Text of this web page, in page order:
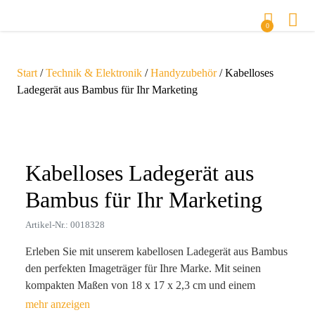
0
Start /Technik & Elektronik /Handyzubehör/ Kabelloses
Ladegerät aus Bambus für Ihr Marketing
Kabelloses Ladegerät aus
Bambus für Ihr Marketing
Artikel-Nr.: 0018328
Erleben Sie mit unserem kabellosen Ladegerät aus Bambus
den perfekten Imageträger für Ihre Marke. Mit seinen
kompakten Maßen von 18 x 17 x 2,3 cm und einem
Gewicht von nur 250 g ist es nicht nur funktional, sondern